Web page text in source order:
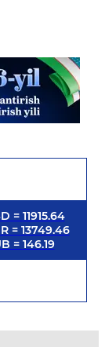
= 11915.64
= 13749.46
= 146.19